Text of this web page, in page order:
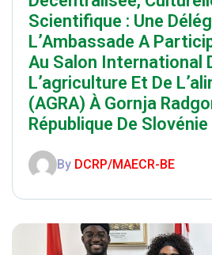
Scientifique : Une
L’Ambassade A
Au Salon International
L’agriculture Et De
(AGRA) À Gornja
République De Slovénie
By DCRP/MAECR-BE